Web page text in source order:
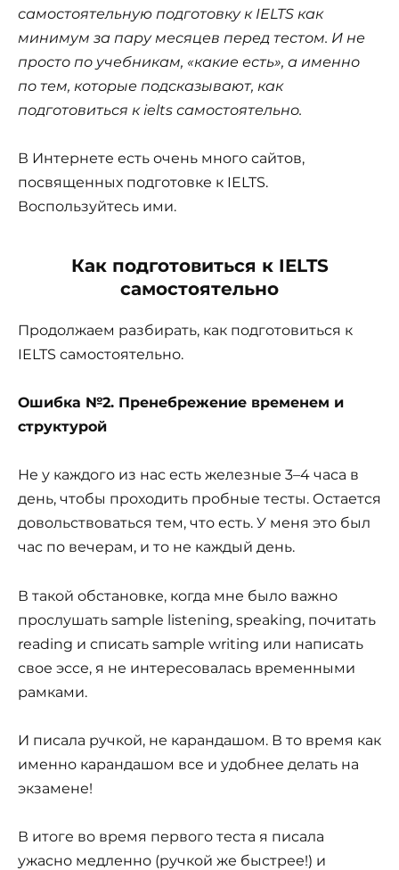
самостоятельную подготовку к IELTS как
минимум за пару месяцев перед тестом. И не
просто по учебникам, «какие есть», а именно
по тем, которые подсказывают, как
подготовиться к ielts самостоятельно.
В Интернете есть очень много сайтов,
посвященных подготовке к IELTS.
Воспользуйтесь ими.
Как подготовиться к IELTS
самостоятельно
Продолжаем разбирать, как подготовиться к
IELTS самостоятельно.
Ошибка №2. Пренебрежение временем и
структурой
Не у каждого из нас есть железные 3–4 часа в
день, чтобы проходить пробные тесты. Остается
довольствоваться тем, что есть. У меня это был
час по вечерам, и то не каждый день.
В такой обстановке, когда мне было важно
прослушать sample listening, speaking, почитать
reading и списать sample writing или написать
свое эссе, я не интересовалась временными
рамками.
И писала ручкой, не карандашом. В то время как
именно карандашом все и удобнее делать на
экзамене!
В итоге во время первого теста я писала
ужасно медленно (ручкой же быстрее!) и